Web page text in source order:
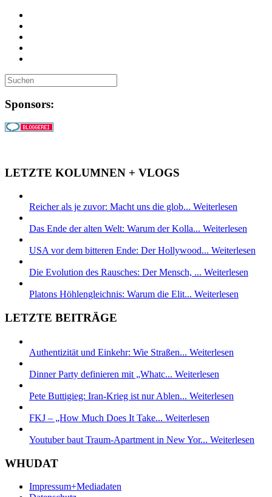
Sponsors:
LETZTE KOLUMNEN + VLOGS
Reicher als je zuvor: Macht uns die glob... Weiterlesen
Das Ende der alten Welt: Warum der Kolla... Weiterlesen
USA vor dem bitteren Ende: Der Hollywood... Weiterlesen
Die Evolution des Rausches: Der Mensch, ... Weiterlesen
Platons Höhlengleichnis: Warum die Elit... Weiterlesen
LETZTE BEITRÄGE
Authentizität und Einkehr: Wie Straßen... Weiterlesen
Dinner Party definieren mit „Whatc... Weiterlesen
Pete Buttigieg: Iran-Krieg ist nur Ablen... Weiterlesen
FKJ – „How Much Does It Take... Weiterlesen
Youtuber baut Traum-Apartment in New Yor... Weiterlesen
WHUDAT
Impressum+Mediadaten